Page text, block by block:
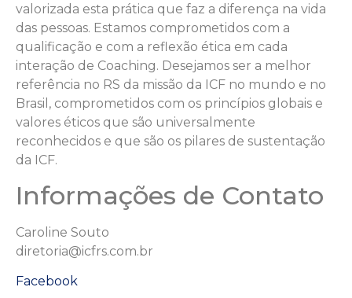
valorizada esta prática que faz a diferença na vida
das pessoas. Estamos comprometidos com a
qualificação e com a reflexão ética em cada
interação de Coaching. Desejamos ser a melhor
referência no RS da missão da ICF no mundo e no
Brasil, comprometidos com os princípios globais e
valores éticos que são universalmente
reconhecidos e que são os pilares de sustentação
da ICF.
Informações de Contato
Caroline Souto
diretoria@icfrs.com.br
Facebook